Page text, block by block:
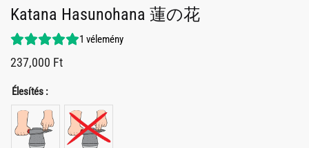
Katana Hasunohana 蓮の花
1 vélemény
237,000 Ft
Élesítés :